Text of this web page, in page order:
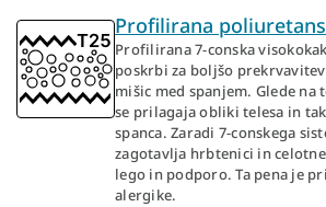
Profilirana
Profilirana 7-conska
poskrbi za boljšo
mišic med spanjem. Glede
se prilagaja obliki telesa in
spanca. Zaradi 7-conskega
zagotavlja hrbtenici in
lego in podporo. Ta pena je
alergike.